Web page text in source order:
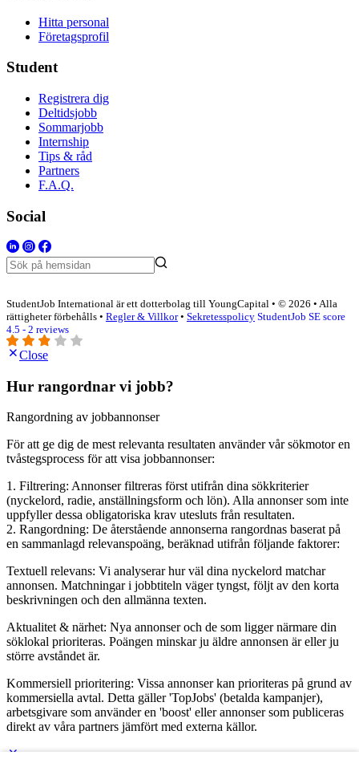
Hitta personal
Företagsprofil
Student
Registrera dig
Deltidsjobb
Sommarjobb
Internship
Tips & råd
Partners
F.A.Q.
Social
StudentJob International är ett dotterbolag till YoungCapital • © 2026 • Alla
rättigheter förbehålls • Regler & Villkor• Sekretesspolicy StudentJob SE score
4.5 - 2 reviews
Close
Hur rangordnar vi jobb?
Rangordning av jobbannonser
För att ge dig de mest relevanta resultaten använder vår sökmotor en
tvåstegsprocess för att visa jobbannonser:
1. Filtrering: Annonser filtreras först utifrån dina sökkriterier
(nyckelord, radie, anställningsform och lön). Alla annonser som inte
uppfyller dessa obligatoriska krav utesluts från resultaten.
2. Rangordning: De återstående annonserna rangordnas baserat på
en sammanlagd relevanspoäng, beräknad utifrån följande faktorer:
Textuell relevans: Vi analyserar hur väl dina nyckelord matchar
annonsen. Matchningar i jobbtiteln väger tyngst, följt av den korta
beskrivningen och den allmänna texten.
Aktualitet & närhet: Nya annonser och de som ligger närmare din
söklokal prioriteras. Poängen minskar ju äldre annonsen är eller ju
större avståndet är.
Kommersiell prioritering: Vissa annonser kan prioriteras på grund av
kommersiella avtal. Detta gäller 'TopJobs' (betalda kampanjer),
arbetsgivare som använder en 'boost' eller annonser som publiceras
direkt av våra partners jämfört med externa källor.